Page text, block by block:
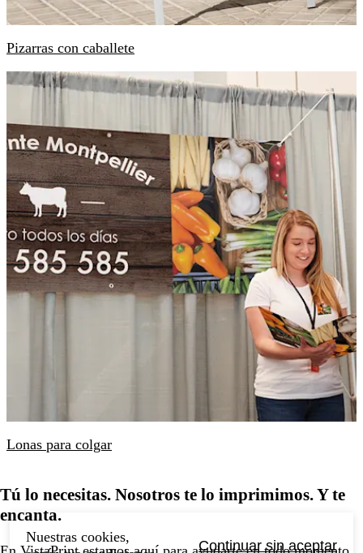
Pizarras con caballete
Lonas para colgar
Tú lo necesitas. Nosotros te lo imprimimos. Y te
encanta.
Nuestras cookies,
Continuar sin aceptar